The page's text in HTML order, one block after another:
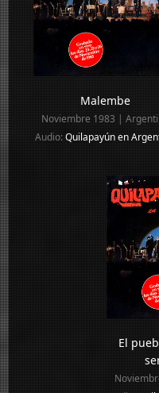
Malembe
Noviembre 1983 |
Audio:Quilapayún en
El